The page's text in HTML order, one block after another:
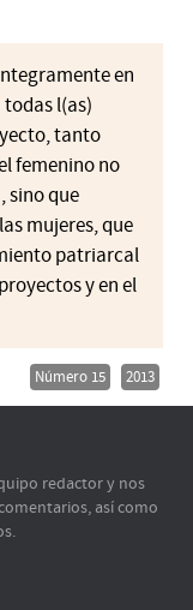
en
l(as)
tanto
femenino no
sino que
mujeres, que
patriarcal
y en el
Número 15 2013
redactor y nos
así como